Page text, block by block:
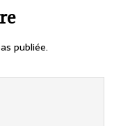
publiée.